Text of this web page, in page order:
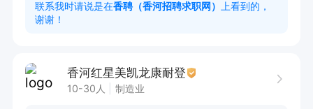
联系我时请说是在香聘（香河招聘求职网）
上看到的，
谢谢！
香河红星美凯龙康耐登
10-30人 制造业